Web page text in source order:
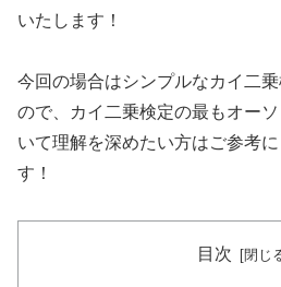
いたします！
今回の場合はシンプルなカイ二
ので、カイ二乗検定の最もオー
いて理解を深めたい方はご参考
す！
目次